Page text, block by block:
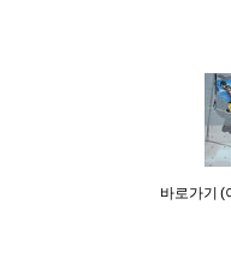
바로가기 (